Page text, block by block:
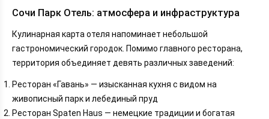
Сочи Парк Отель: атмосфера и инфраструктура
Кулинарная карта отеля напоминает небольшой
гастрономический городок. Помимо главного ресторана,
территория объединяет девять различных заведений:
Ресторан «Гавань» — изысканная кухня с видом на
живописный парк и лебединый пруд
Ресторан Spaten Haus — немецкие традиции и богатая